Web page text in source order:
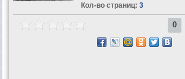
Кол-во страниц: 3
0